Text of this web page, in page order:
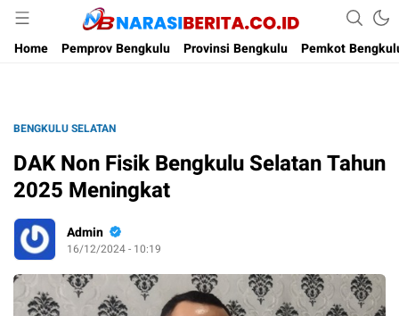
Narasi Berita
Home
Pemprov Bengkulu Provinsi Bengkulu Pemkot
BENGKULU SELATAN
DAK Non Fisik Bengkulu Selatan Tahun
2025 Meningkat
Admin
16/12/2024 - 10:19